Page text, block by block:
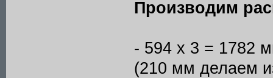
Производим
- 594 x 3 = 1782
(210 мм делаем